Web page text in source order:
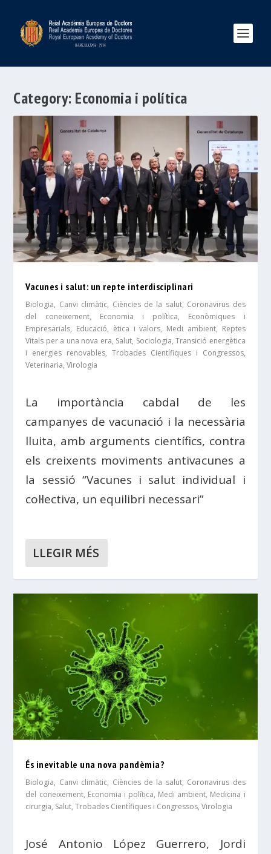
Category: Economia i política
Vacunes i salut: un repte interdisciplinari
Biologia, Canvi climàtic, Ciències de la salut, Coronavirus des
del coneixement, Economia i política, Econòmiques i
Empresarials, Educació, ètica i valors, Medi ambient, Reptes
Vitals per a una nova era, Salut, Sociologia,Transició energètica
i energies renovables,Trobades Científiques i Congressos,
Veterinaria,Virologia
La importància cabdal de les
campanyes de vacunació i la necessària
lluita, amb arguments científics, contra
els creixents moviments antivacunes a
la sessió “Vacunes i salut individual i
col·lectiva, un equilibri necessari”
LLEGIR MÉS
És inevitable una nova pandèmia?
Biologia, Canvi climàtic, Ciències de la salut, Coronavirus des
del coneixement, Economia i política, Medi ambient, Medicina i
cirurgia, Salut,Trobades Científiques i Congressos,Virologia
José Antonio López Guerrero, Jordi